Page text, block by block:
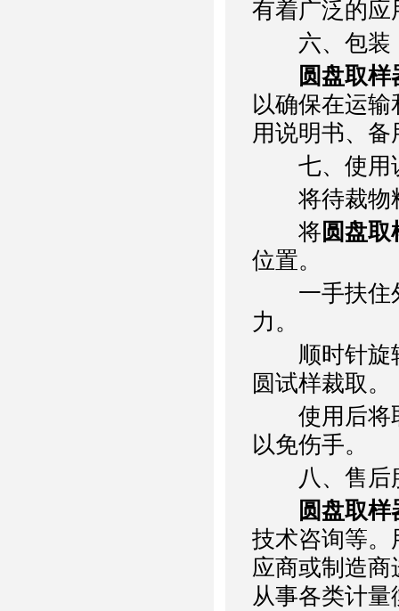
有着广泛的应
六、包装
圆盘取样
以确保在运
用说明书、
七、使用
将待裁物料
将 圆盘取
位置。
一手扶住外
力。
顺时针旋转
圆试样裁取。
使用后将取
以免伤手。
八、售后
圆盘取样
技术咨询等。
应商或制造
从事各类计